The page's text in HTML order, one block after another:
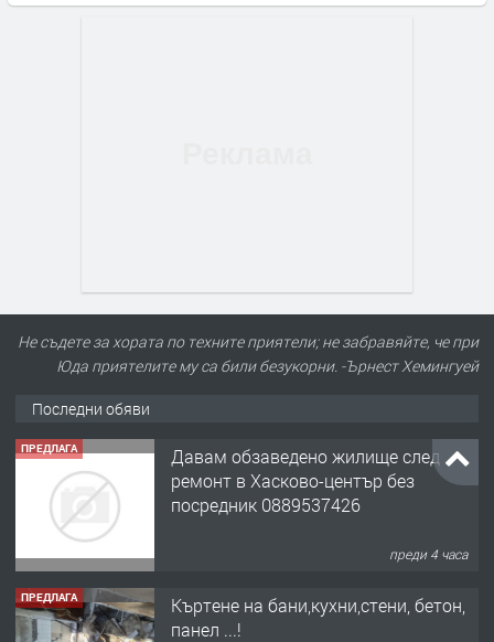
Не съдете за хората по техните приятели; не забравяйте, че при
Юда приятелите му са били безукорни. -Ърнест Хемингуей
Последни обяви
ПРЕДЛАГА
Давам обзаведено жилище след
ремонт в Хасково-център без
посредник 0889537426
преди 4 часа
ПРЕДЛАГА
Къртене на бани,кухни,стени, бетон,
панел ...!